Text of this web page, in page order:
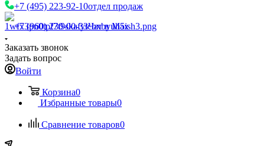
+7 (495) 223-92-10отдел продаж
+7 (960) 230-00-33Чат в Max
Заказать звонок
Задать вопрос
Войти
Корзина0
Избранные товары0
Сравнение товаров0